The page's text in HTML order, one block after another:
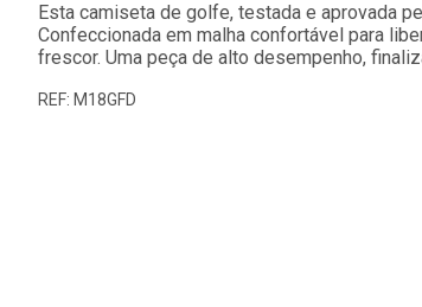
Esta camiseta de golfe, testada e aprovada
Confeccionada em malha confortável para
frescor. Uma peça de alto desempenho,
REF: M18GFD